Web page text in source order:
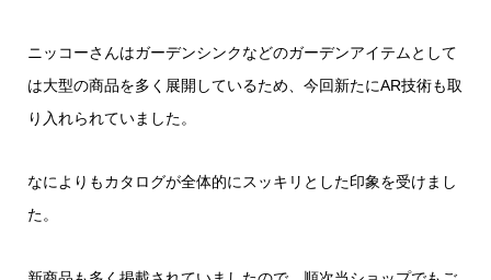
ニッコーさんはガーデンシンクなどのガーデンアイテムとして
は大型の商品を多く展開しているため、今回新たにAR技術も取
り入れられていました。
なによりもカタログが全体的にスッキリとした印象を受けまし
た。